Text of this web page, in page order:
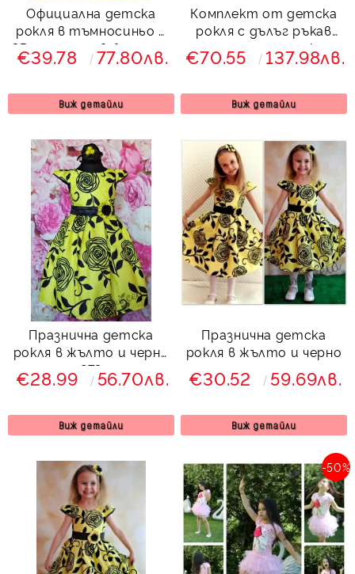
Официална детска
рокля в тъмносиньо с
3D пеперуди в бяло със
сако в тъмносиньо
€39.78 77.80лв.
Виж детайли
Комплект от детска
рокля с дълъг ръкав
със зимно детско
палто с качулка
€70.55 137.98лв.
Виж детайли
Празнична детска
рокля в жълто и черно
273
€28.99 56.70лв.
Виж детайли
Празнична детска
рокля в жълто и черно
€30.52 59.69лв.
Виж детайли
-50%